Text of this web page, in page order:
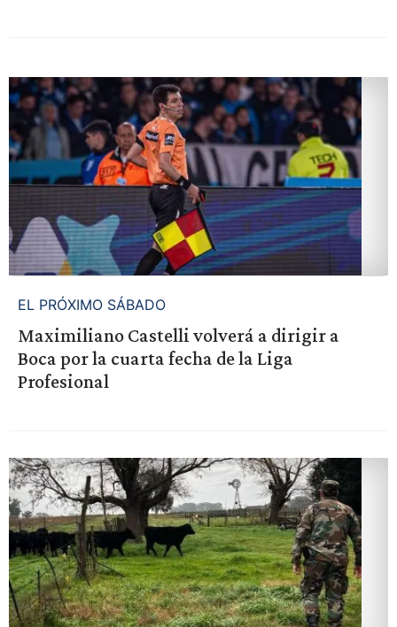
EL PRÓXIMO SÁBADO
Maximiliano Castelli volverá a dirigir a
Boca por la cuarta fecha de la Liga
Profesional